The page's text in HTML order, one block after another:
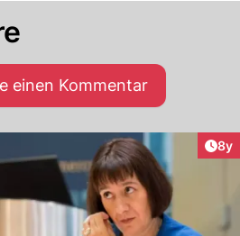
einen Kommentar
8y